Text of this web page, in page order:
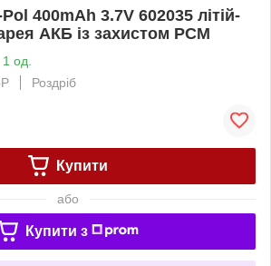
400mAh 3.7V 602035 літій-
АКБ із захистом PCM
од.
Роздріб
Купити
або
Купити з